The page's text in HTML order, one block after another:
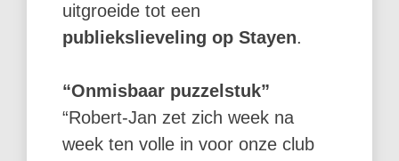
uitgroeide tot een
publiekslieveling op Stayen.
“Onmisbaar puzzelstuk”
“Robert-Jan zet zich week na
week ten volle in voor onze club